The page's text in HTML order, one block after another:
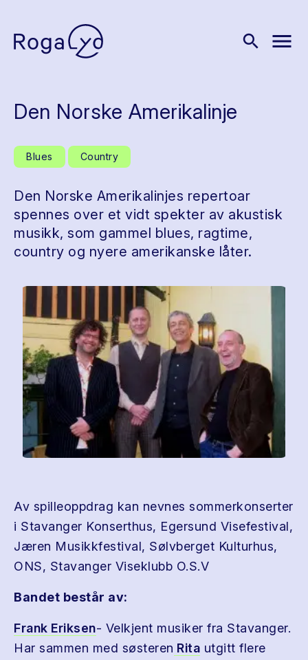
search menu
Den Norske Amerikalinje
Blues Country
Den Norske Amerikalinjes repertoar
spennes over et vidt spekter av akustisk
musikk, som gammel blues, ragtime,
country og nyere amerikanske låter.
Av spilleoppdrag kan nevnes sommerkonserter
i Stavanger Konserthus, Egersund Visefestival,
Jæren Musikkfestival, Sølvberget Kulturhus,
ONS, Stavanger Viseklubb O.S.V
Bandet består av:
Frank Eriksen- Velkjent musiker fra Stavanger.
Har sammen med søsteren Rita utgitt flere